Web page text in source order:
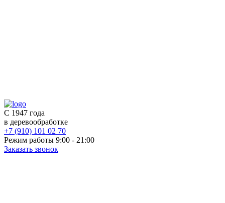
С 1947 года
в деревообработке
+7 (910) 101 02 70
Режим работы 9:00 - 21:00
Заказать звонок